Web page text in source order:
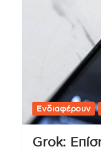
Ενδιαφέρουν
Grok: